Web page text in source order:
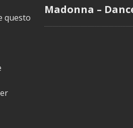
questo
Madonna –